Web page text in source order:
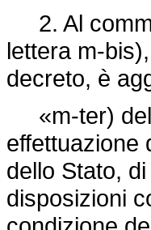
2. Al
lettera m-
decreto, è
«m-ter)
effettuazione
dello Stato,
disposizioni